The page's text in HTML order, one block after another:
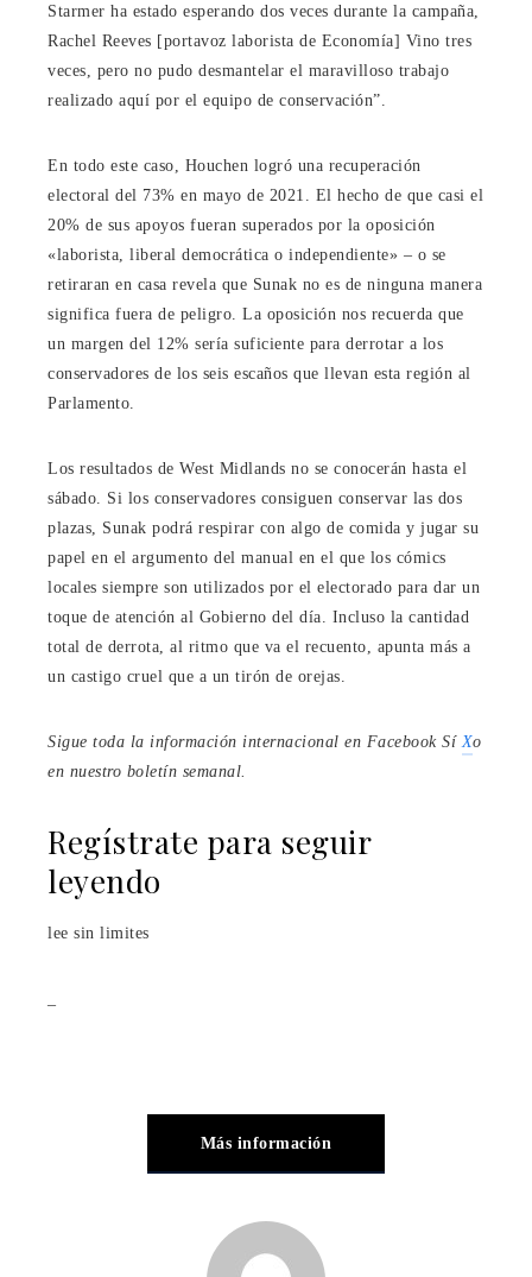
Starmer ha estado esperando dos veces durante la campaña,
Rachel Reeves [portavoz laborista de Economía] Vino tres
veces, pero no pudo desmantelar el maravilloso trabajo
realizado aquí por el equipo de conservación”.
En todo este caso, Houchen logró una recuperación
electoral del 73% en mayo de 2021. El hecho de que casi el
20% de sus apoyos fueran superados por la oposición
«laborista, liberal democrática o independiente» – o se
retiraran en casa revela que Sunak no es de ninguna manera
significa fuera de peligro. La oposición nos recuerda que
un margen del 12% sería suficiente para derrotar a los
conservadores de los seis escaños que llevan esta región al
Parlamento.
Los resultados de West Midlands no se conocerán hasta el
sábado. Si los conservadores consiguen conservar las dos
plazas, Sunak podrá respirar con algo de comida y jugar su
papel en el argumento del manual en el que los cómics
locales siempre son utilizados por el electorado para dar un
toque de atención al Gobierno del día. Incluso la cantidad
total de derrota, al ritmo que va el recuento, apunta más a
un castigo cruel que a un tirón de orejas.
Sigue toda la información internacional en FacebookSí Xo
en nuestro boletín semanal
Regístrate para seguir
leyendo
lee sin limites
Más información